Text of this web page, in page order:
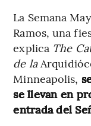
La Semana
Ramos, una
explica The
de la
Minneapolis,
se llevan en
entrada del